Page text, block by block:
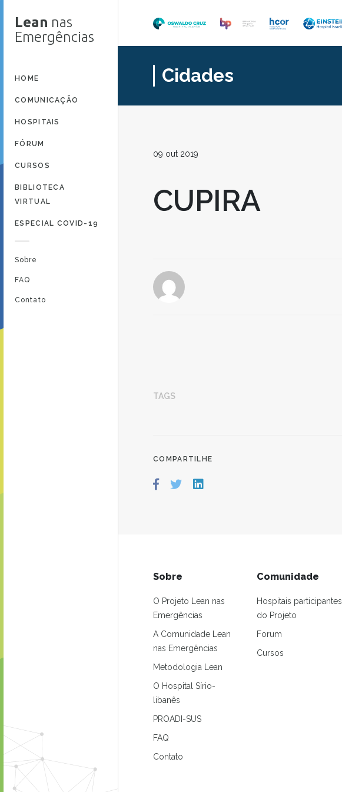
Lean nas
Emergências
HOME
COMUNICAÇÃO
HOSPITAIS
FÓRUM
CURSOS
BIBLIOTECA
VIRTUAL
ESPECIAL COVID-19
Sobre
FAQ
Contato
Cidades
09 out 2019
CUPIRA
TAGS
COMPARTILHE
Sobre
O Projeto Lean nas
Emergências
A Comunidade Lean
nas Emergências
Metodologia Lean
O Hospital Sírio-
libanês
PROADI-SUS
FAQ
Contato
Comunidade
Hospitais participantes
do Projeto
Forum
Cursos